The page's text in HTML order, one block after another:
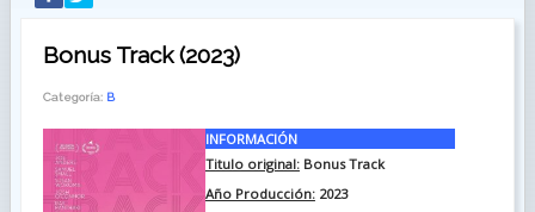
Bonus Track (2023)
Categoría: B
INFORMACIÓN
Titulo original:Bonus Track
Año Producción:2023